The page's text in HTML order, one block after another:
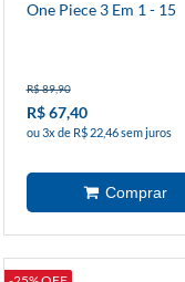
One Piece 3 Em 1 - 15
R$ 89,90
R$ 67,40
ou 3x de R$ 22,46 sem juros